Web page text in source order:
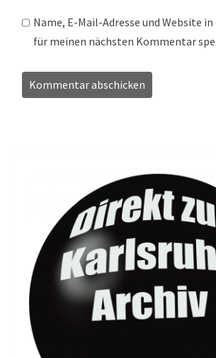
Name, E-Mail-Adresse und Website
für meinen nächsten Kommentar